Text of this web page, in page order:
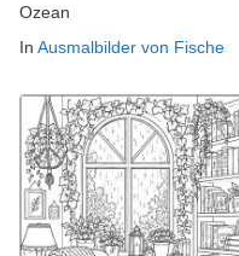
Ozean
In Ausmalbilder von Fische